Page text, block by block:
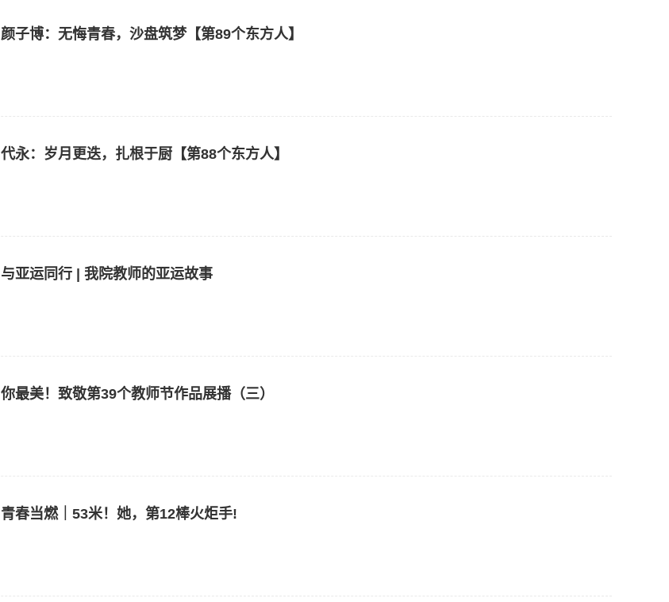
颜子博：无悔青春，沙盘筑梦【第89个东方人】
代永：岁月更迭，扎根于厨【第88个东方人】
与亚运同行 | 我院教师的亚运故事
你最美！致敬第39个教师节作品展播（三）
青春当燃｜53米！她，第12棒火炬手!